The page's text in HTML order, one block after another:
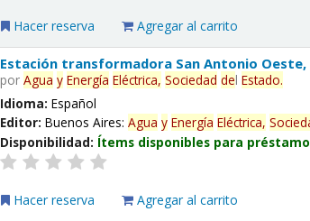
Hacer reserva Agregar al carrito
Estación transformadora San Antonio Oeste,
porAgua y Energía Eléctrica, Sociedad delEstado.
Idioma:Español
Editor:Buenos Aires:Agua y Energía Eléctrica,
Disponibilidad: Ítems disponibles para
Hacer reserva Agregar al carrito